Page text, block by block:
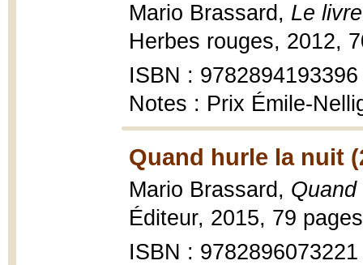
Mario Brassard, Le
Herbes rouges, 2012,
ISBN : 9782894193396
Notes : Prix Émile-
Quand hurle la nuit
Mario Brassard,
Éditeur, 2015, 79
ISBN : 9782896073221